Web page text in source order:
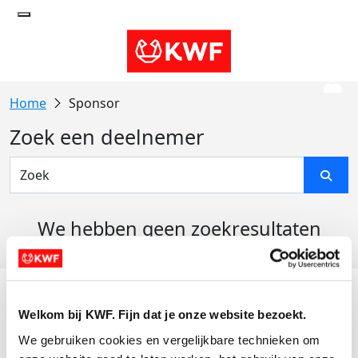
Welkom bij KWF. Fijn dat je onze website bezoekt.
We gebruiken cookies en vergelijkbare technieken om
Sponsor
Zoek een deelnemer
We hebben geen zoekresultaten
Actiematerialen
Evenementen